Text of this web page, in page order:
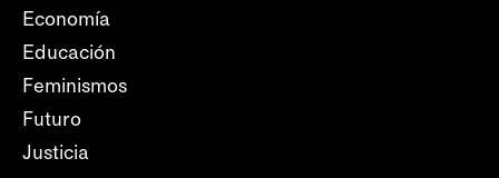
Economía
Educación
Feminismos
Futuro
Justicia